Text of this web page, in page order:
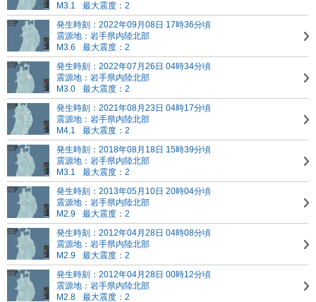
M3.1
最大震度：2
発生時刻：2022年09月08日 17時36分頃
震源地：岩手県内陸北部
M3.6
最大震度：2
発生時刻：2022年07月26日 04時34分頃
震源地：岩手県内陸北部
M3.0
最大震度：2
発生時刻：2021年08月23日 04時17分頃
震源地：岩手県内陸北部
M4.1
最大震度：2
発生時刻：2018年08月18日 15時39分頃
震源地：岩手県内陸北部
M3.1
最大震度：2
発生時刻：2013年05月10日 20時04分頃
震源地：岩手県内陸北部
M2.9
最大震度：2
発生時刻：2012年04月28日 04時08分頃
震源地：岩手県内陸北部
M2.9
最大震度：2
発生時刻：2012年04月28日 00時12分頃
震源地：岩手県内陸北部
M2.8
最大震度：2